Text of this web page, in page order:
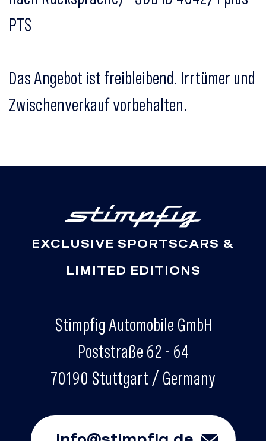
PTS
Das Angebot ist freibleibend. Irrtümer und
Zwischenverkauf vorbehalten.
EXCLUSIVE SPORTSCARS &
LIMITED EDITIONS
Stimpfig Automobile GmbH
Poststraße 62 - 64
70190 Stuttgart / Germany